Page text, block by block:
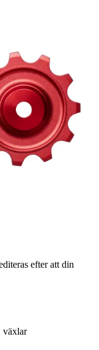
efter att din
växlar